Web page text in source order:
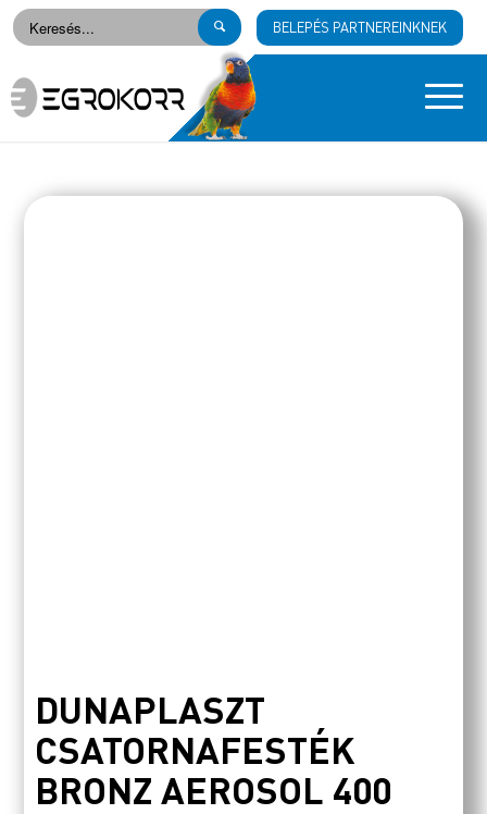
BELEPÉS PARTNEREINKNEK
DUNAPLASZT
CSATORNAFESTÉK
BRONZ AEROSOL 400